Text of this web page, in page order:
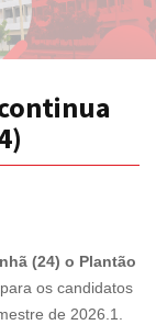
(24) o Plantão
para os candidatos
de 2026.1.